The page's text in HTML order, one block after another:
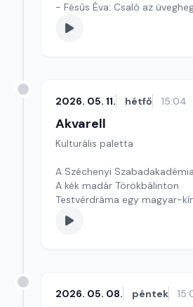
- Fésűs Éva: Csaló az
- Kultúrmorzsák
Szerkesztő: Tóth J. András
2026. 05. 11. hétfő 15:04
Akvarell
Kulturális paletta
A Széchenyi
A kék madár Törökbálinton
Testvérdráma egy magyar-
szerkesztő: Szentimrei Kristóf
2026. 05. 08. péntek